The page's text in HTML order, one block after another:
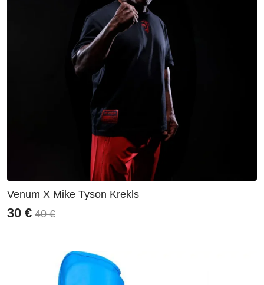
Venum X Mike Tyson Krekls
40€
Original
30 €
Current